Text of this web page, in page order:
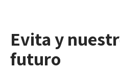
Evita y
futuro